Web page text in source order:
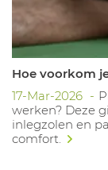
Hoe voorkom
17-Mar-2026
werken? Deze
inlegzolen en
comfort.